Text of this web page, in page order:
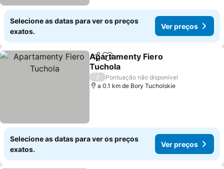
Selecione as datas para ver os preços
exatos.
Ver preços
PartilharAdicionar aos favoritos
Apartamenty Fiero
Tuchola
Ver preços
/
Pontuação não disponível
a 0.1 km de Bory Tucholskie
Selecione as datas para ver os preços
exatos.
Ver preços